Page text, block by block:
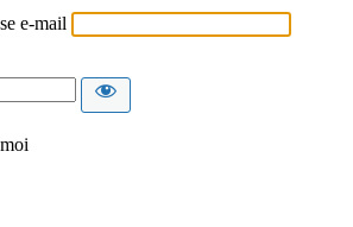
e-mail